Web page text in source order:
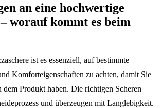
an eine hochwertige
worauf kommt es beim
ist es essenziell, auf bestimmte
Komforteigenschaften zu achten, damit Sie
dem Produkt haben. Die richtigen Scheren
und überzeugen mit Langlebigkeit.